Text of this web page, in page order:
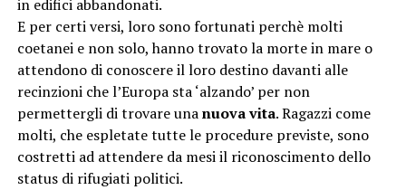
in edifici abbandonati.
E per certi versi, loro sono fortunati perchè molti
coetanei e non solo, hanno trovato la morte in mare o
attendono di conoscere il loro destino davanti alle
recinzioni che l’Europa sta ‘alzando’ per non
permettergli di trovare unanuova vita. Ragazzi come
molti, che espletate tutte le procedure previste, sono
costretti ad attendere da mesi il riconoscimento dello
status di rifugiati politici.